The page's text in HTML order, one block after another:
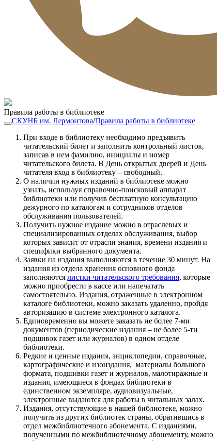
Правила работы в библиотеке
СКУНБ им. Лермонтова/Правила работы в библиотеке
При входе в библиотеку необходимо предъявить
читательский билет и заполнить контрольный листок,
записав в нем фамилию, инициалы и номер
читательского билета. В День открытых дверей и День
читателя вход в библиотеку – свободный.
О наличии нужных изданий в библиотеке можно
узнать, используя справочно-поисковый аппарат
библиотеки или получив бесплатную консультацию
дежурного по каталогам и сотрудников отделов
обслуживания пользователей.
Получить нужное издание можно в отраслевых и
специализированных отделах обслуживания, выбор
которых зависит от отрасли знания, времени издания и
специфики выбранного документа.
Заявки на издания выполняются в течение 30 минут. На
издания из отдела хранения основного фонда
заполняются листки читательского требования, которые
можно приобрести в кассе или напечатать
самостоятельно. Издания, отраженные в электронном
каталоге библиотеки, можно заказать удаленно, пройдя
авторизацию в системе электронного каталога.
Единовременно вы можете заказать не более 7-ми
документов (периодические издания – не более 5-ти
подшивок газет или журналов) в одном отделе
библиотеки.
Редкие и ценные издания, энциклопедии, справочные,
картографические и изоиздания, материалы большого
формата, подшивки газет и журналов, малотиражные и
издания, имеющиеся в фондах библиотеки в
единственном экземпляре, аудиовизуальные,
электронные выдаются для работы в читальных залах.
Издания, отсутствующие в нашей библиотеке, можно
получить из других библиотек страны, обратившись в
отдел межбиблиотечного абонемента. С изданиями,
полученными по межбиблиотечному абонементу, можно